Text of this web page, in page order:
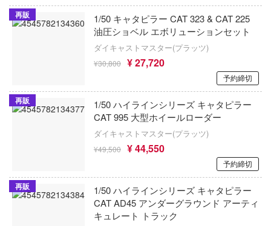
再販
1/50 キャタピラー CAT 323 & CAT 225
油圧ショベル エボリューションセット
ダイキャストマスター(プラッツ)
¥30,800 ¥ 27,720
予約締切
再販
1/50 ハイラインシリーズ キャタピラー
CAT 995 大型ホイールローダー
ダイキャストマスター(プラッツ)
¥49,500 ¥ 44,550
予約締切
再販
1/50 ハイラインシリーズ キャタピラー
CAT AD45 アンダーグラウンド アーティ
キュレート トラック
とらドラ！
時々ボソッとロシア語でデレる隣のアー
七つの大罪
夏目友人帳
ナイツ＆マジック
NEEDY GIRL OVERDOSE
逃げ上手の若君
海洋堂
カルチュア・エンタテインメント
ガスハンス(ビーバーコーポレーション)
KADOKAWA
KAWA DESIGN
GUNPRIMER（ガンプライマー）
ガイアノーツ
STOCKING with GARTERBELT
コンプレックス